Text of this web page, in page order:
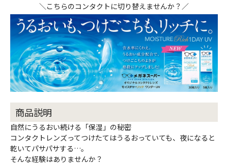
＼こちらのコンタクトに切り替えませんか？／
商品説明
自然にうるおい続ける「保湿」の秘密
コンタクトレンズってつけたてはうるおっていても、夜になると
乾いてパサパサする…。
そんな経験はありませんか？